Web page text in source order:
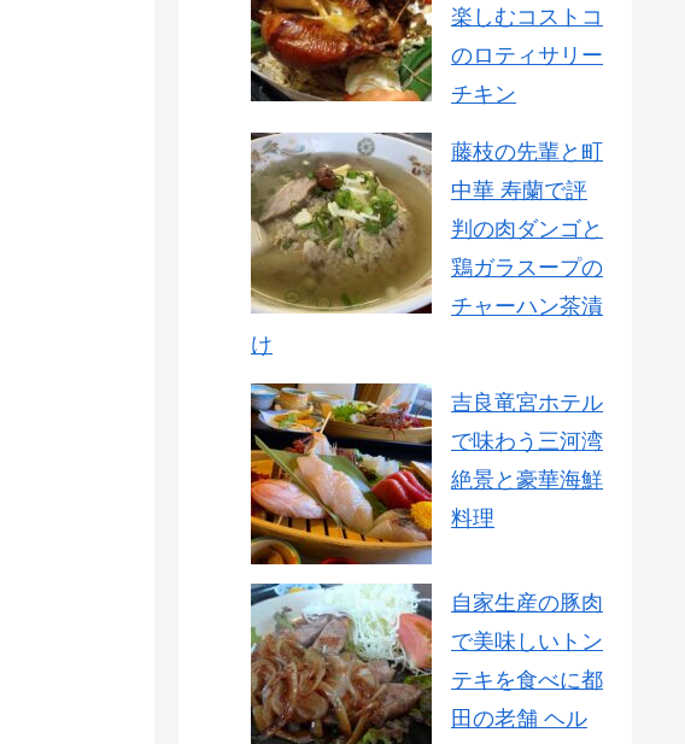
楽しむコストコ
のロティサリー
チキン
藤枝の先輩と町
中華 寿蘭で評
判の肉ダンゴと
鶏ガラスープの
チャーハン茶漬
け
吉良竜宮ホテル
で味わう三河湾
絶景と豪華海鮮
料理
自家生産の豚肉
で美味しいトン
テキを食べに都
田の老舗 ヘル